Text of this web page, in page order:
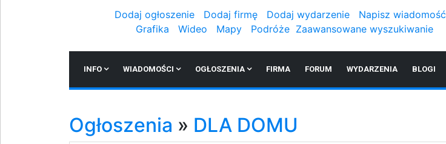
Dodaj ogłoszenie Dodaj firmę Dodaj wydarzenie Napisz wiadomość
Grafika
Wideo Mapy Podróże Zaawansowane wyszukiwanie
INFO WIADOMOŚCI OGŁOSZENIA FIRMA FORUM WYDARZENIA BLOGI
Ogłoszenia » DLA DOMU